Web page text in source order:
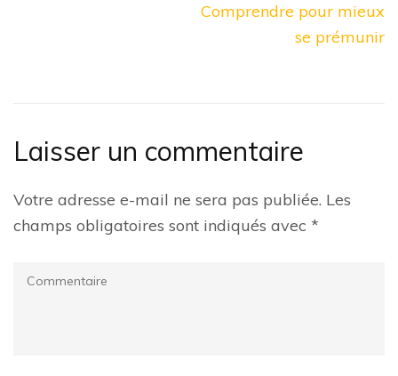
Comprendre pour mieux
se prémunir
Laisser un commentaire
Votre adresse e-mail ne sera pas publiée. Les
champs obligatoires sont indiqués avec *
Commentaire